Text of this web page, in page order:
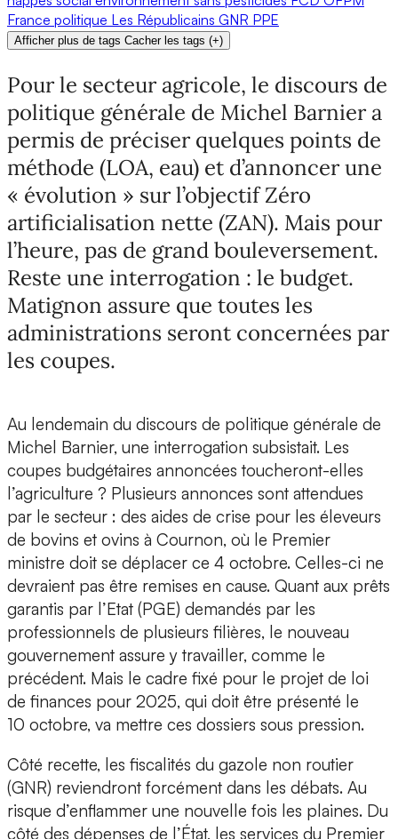
France politique Les Républicains GNR PPE
Afficher plus de tags Cacher les tags (+)
Pour le secteur agricole, le discours de
politique générale de Michel Barnier a
permis de préciser quelques points de
méthode (LOA, eau) et d’annoncer une
« évolution » sur l’objectif Zéro
artificialisation nette (ZAN). Mais pour
l’heure, pas de grand bouleversement.
Reste une interrogation : le budget.
Matignon assure que toutes les
administrations seront concernées par
les coupes.
Au lendemain du discours de politique générale de
Michel Barnier, une interrogation subsistait. Les
coupes budgétaires annoncées toucheront-elles
l’agriculture ? Plusieurs annonces sont attendues
par le secteur : des aides de crise pour les éleveurs
de bovins et ovins à Cournon, où le Premier
ministre doit se déplacer ce 4 octobre. Celles-ci ne
devraient pas être remises en cause. Quant aux prêts
garantis par l’Etat (PGE) demandés par les
professionnels de plusieurs filières, le nouveau
gouvernement assure y travailler, comme le
précédent. Mais le cadre fixé pour le projet de loi
de finances pour 2025, qui doit être présenté le
10 octobre, va mettre ces dossiers sous pression.
Côté recette, les fiscalités du gazole non routier
(GNR) reviendront forcément dans les débats. Au
risque d’enflammer une nouvelle fois les plaines. Du
côté des dépenses de l’État, les services du Premier